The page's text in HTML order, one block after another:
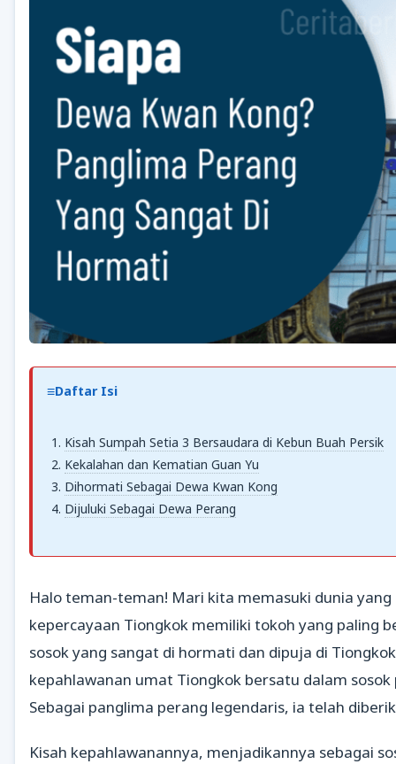
Daftar Isi
Kisah Sumpah Setia 3 Bersaudara di Kebun Buah Persik
Kekalahan dan Kematian Guan Yu
Dihormati Sebagai Dewa Kwan Kong
Dijuluki Sebagai Dewa Perang
Halo teman-teman! Mari kita memasuki dunia
kepercayaan Tiongkok memiliki tokoh yang paling
sosok yang sangat di hormati dan dipuja di
kepahlawanan umat Tiongkok bersatu dalam
Sebagai panglima perang legendaris, ia telah
Kisah kepahlawanannya, menjadikannya sebagai